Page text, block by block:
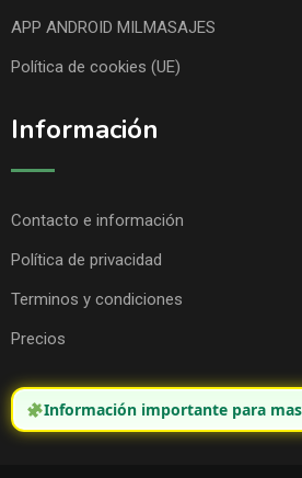
APP ANDROID MILMASAJES
Política de cookies (UE)
Información
Contacto e información
Política de privacidad
Terminos y condiciones
Precios
Información importante para